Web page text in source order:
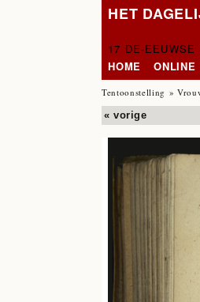
HET
17 DE-
HOME
ONLINE
Tentoonstelling »
« vorige